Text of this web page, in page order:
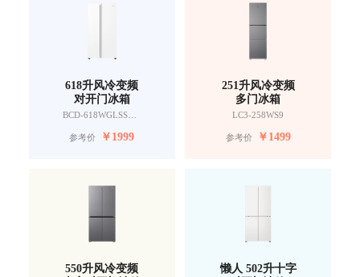
618升风冷变频
对开门冰箱
BCD-618WGLSSEDW9
参考价 ￥1999
251升风冷变频
多门冰箱
LC3-258WS9
参考价 ￥1499
550升风冷变频
懒人 502升十字